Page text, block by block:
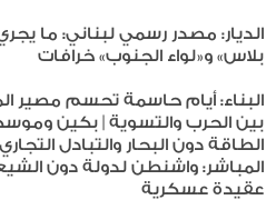
الديار: مصدر رسمي لبناني: ما
بلاس» و«لواء الجنوب» خرافات
البناء: أيام حاسمة تحسم مصير
بين الحرب والتسوية | بكين
الطاقة دون البحار والتبادل
المباشر: واشنطن لدولة دون
عقيدة عسكرية